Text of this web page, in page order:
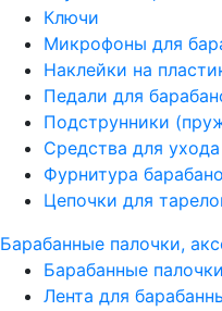
Ключи
Микрофоны для
Наклейки на
Педали для
Подструнники
Средства для
Фурнитура
Цепочки для
Барабанные палочки,
Барабанные палочки
Лента для